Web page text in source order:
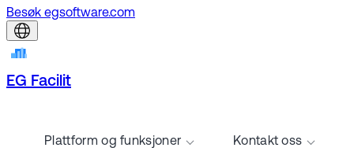
Besøk egsoftware.com
EG Facilit
Plattform og funksjoner Kontakt oss